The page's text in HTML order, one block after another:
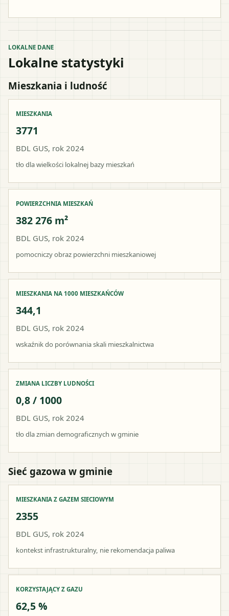
LOKALNE DANE
Lokalne statystyki
Mieszkania i ludność
MIESZKANIA
3771
BDL GUS, rok 2024
tło dla wielkości lokalnej bazy mieszkań
POWIERZCHNIA MIESZKAŃ
382 276 m²
BDL GUS, rok 2024
pomocniczy obraz powierzchni mieszkaniowej
MIESZKANIA NA 1000 MIESZKAŃCÓW
344,1
BDL GUS, rok 2024
wskaźnik do porównania skali mieszkalnictwa
ZMIANA LICZBY LUDNOŚCI
0,8 / 1000
BDL GUS, rok 2024
tło dla zmian demograficznych w gminie
Sieć gazowa w gminie
MIESZKANIA Z GAZEM SIECIOWYM
2355
BDL GUS, rok 2024
kontekst infrastrukturalny, nie rekomendacja paliwa
KORZYSTAJĄCY Z GAZU
62,5 %